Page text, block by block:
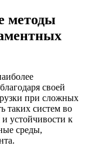
методы
своей
при сложных
таких систем во
и устойчивости к
среды,